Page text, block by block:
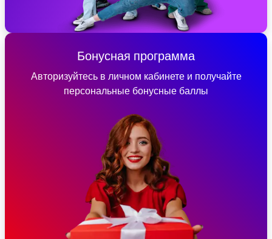
Бонусная программа
Авторизуйтесь в личном кабинете и получайте
персональные бонусные баллы